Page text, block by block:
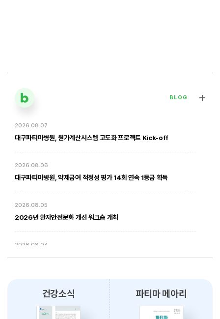
[대구파티마병원] 심장혈관흉부외과 김병호 의무원장 인터뷰 | 진료·
전문분야 이야기
2026. 01. 20
BLOG
2026.08.07
대구파티마병원, 원가계산시스템 고도화 프로젝트 Kick-off
2026.08.06
대구파티마병원, 약제급여 적정성 평가 14회 연속 1등급 획득
2026.08.05
2026년 환자안전문화 개선 워크숍 개최
2026.08.04
대구파티마병원, 동부도서관에서 '우리 아이 발달 체크리스트' 건강강좌
2026.08.03
대구파티마병원, 개원 70주년 기념 『미션, 파티마에서 빛나다』 발간
축하식 개최
건강소식 파티마 메아리